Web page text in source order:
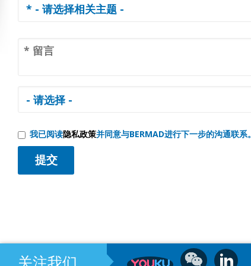
我已阅读隐私政策并同意与BERMAD进行下一步的沟通联系。
关注我们